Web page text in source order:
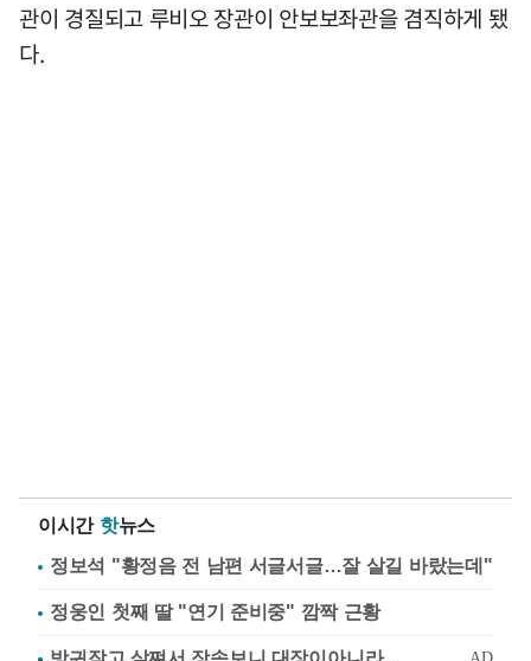
관이 경질되고 루비오 장관이 안보보좌관을 겸직하게 됐
다.
이시간 핫뉴스
정보석 "황정음 전 남편 서글서글…잘 살길 바랐는데"
정웅인 첫째 딸 "연기 준비중" 깜짝 근황